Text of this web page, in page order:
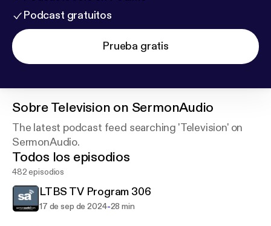
Podcast gratuitos
Prueba gratis
SobreTelevision on SermonAudio
The latest podcast feed searching 'Television' on
SermonAudio.
Todos los episodios
482 episodios
LTBS TV Program 306
17 de sep de 2024-28 min